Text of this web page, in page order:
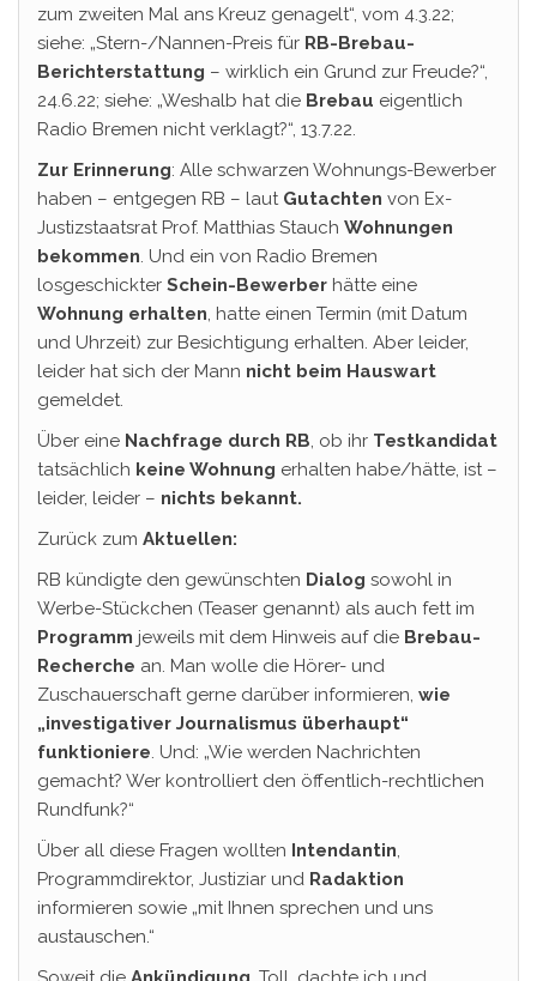
zum zweiten Mal ans Kreuz genagelt“, vom 4.3.22;
siehe: „Stern-/Nannen-Preis für RB-Brebau-
Berichterstattung – wirklich ein Grund zur Freude?“,
24.6.22; siehe: „Weshalb hat die Brebau eigentlich
Radio Bremen nicht verklagt?“, 13.7.22.
Zur Erinnerung: Alle schwarzen Wohnungs-Bewerber
haben – entgegen RB – laut Gutachten von Ex-
Justizstaatsrat Prof. Matthias Stauch Wohnungen
bekommen. Und ein von Radio Bremen
losgeschickter Schein-Bewerber hätte eine
Wohnung erhalten, hatte einen Termin (mit Datum
und Uhrzeit) zur Besichtigung erhalten. Aber leider,
leider hat sich der Mann nicht beim Hauswart
gemeldet.
Über eine Nachfrage durch RB, ob ihr Testkandidat
tatsächlich keine Wohnung erhalten habe/hätte, ist –
leider, leider – nichts bekannt.
Zurück zum Aktuellen:
RB kündigte den gewünschten Dialog sowohl in
Werbe-Stückchen (Teaser genannt) als auch fett im
Programm jeweils mit dem Hinweis auf die Brebau-
Recherche an. Man wolle die Hörer- und
Zuschauerschaft gerne darüber informieren, wie
„investigativer Journalismus überhaupt“
funktioniere. Und: „Wie werden Nachrichten
gemacht? Wer kontrolliert den öffentlich-rechtlichen
Rundfunk?“
Über all diese Fragen wollten Intendantin,
Programmdirektor, Justiziar und Radaktion
informieren sowie „mit Ihnen sprechen und uns
austauschen.“